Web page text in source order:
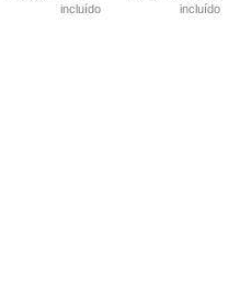
incluído
incluído